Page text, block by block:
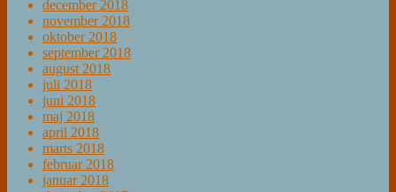
december 2018
november 2018
oktober 2018
september 2018
august 2018
juli 2018
juni 2018
maj 2018
april 2018
marts 2018
februar 2018
januar 2018